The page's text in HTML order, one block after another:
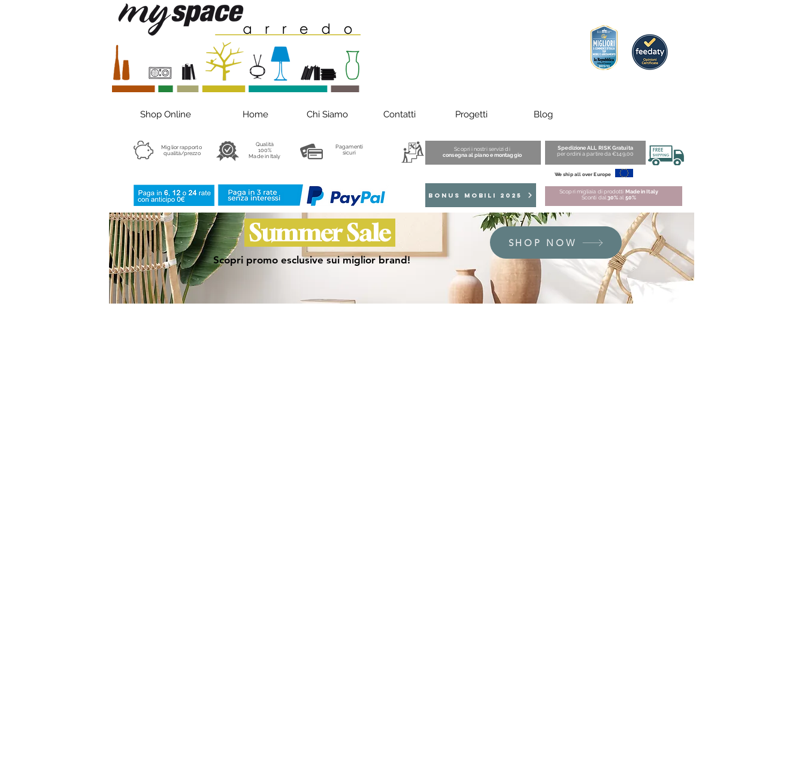
Shop Online Home Chi Siamo Contatti Progetti Blog
Miglior rapporto
qualità/prezzo
Qualità
100%
Made in Italy
Pagamenti
sicuri
Scopri i nostri servizi di
consegna al piano e montaggio
Spedizione ALL RISK Gratuita
per ordini a partire da €149,00
We ship all over Europe
BONUS MOBILI 2025 Scopri migliaia di prodotti Made in Italy
Sconti dal30% al 50%
Summer Sale
Scopri promo esclusive sui miglior brand!
SHOP NOW